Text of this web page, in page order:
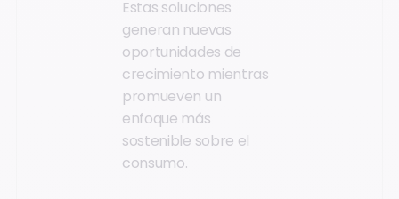
Estas soluciones
generan nuevas
oportunidades de
crecimiento mientras
promueven un
enfoque más
sostenible sobre el
consumo.